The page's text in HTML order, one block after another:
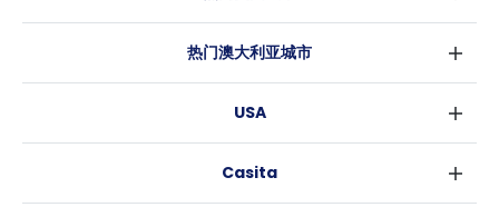
伦敦
爱丁堡
热门澳大利亚城市
布里斯班
USA
Casita